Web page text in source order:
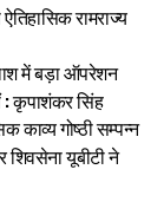
रामराज्य
में बड़ा ऑपरेशन
: कृपाशंकर सिंह
काव्य गोष्ठी सम्पन्न
यूबीटी ने